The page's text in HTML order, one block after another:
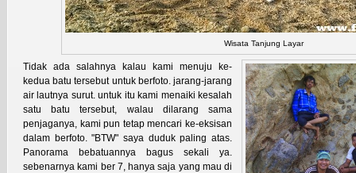
Wisata Tanjung Layar
Tidak ada salahnya kalau kami menuju ke-
kedua batu tersebut untuk berfoto. jarang-jarang
air lautnya surut. untuk itu kami menaiki kesalah
satu batu tersebut, walau dilarang sama
penjaganya, kami pun tetap mencari ke-eksisan
dalam berfoto. "BTW" saya duduk paling atas.
Panorama bebatuannya bagus sekali ya.
sebenarnya kami ber 7, hanya saja yang mau di